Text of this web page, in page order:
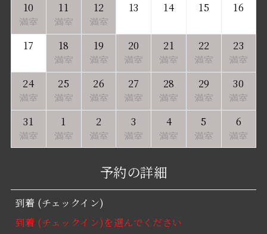
10
満室
11
満室
12
満室
13 14 15 16
17 18
満室
19
満室
20
満室
21
満室
22
満室
23
満室
24
満室
25
満室
26
満室
27
満室
28
満室
29
満室
30
満室
31
満室
1
満室
2
満室
3
満室
4
満室
5
満室
6
満室
予約の詳細
到着 (チェックイン)
到着 (チェックイン)を選んでください